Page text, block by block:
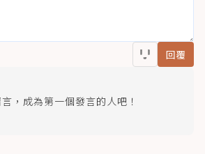
回覆
，成為第一個發言的人吧！